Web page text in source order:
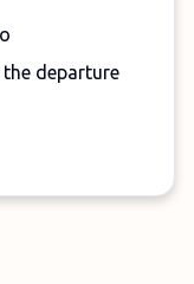
departure